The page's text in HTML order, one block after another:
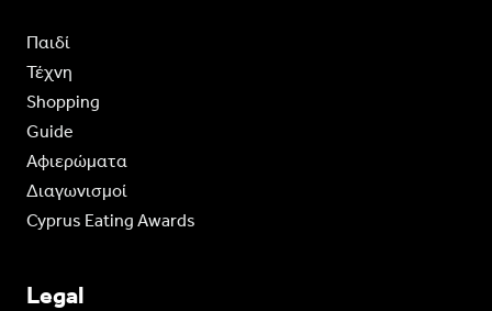
Παιδί
Τέχνη
Shopping
Guide
Aφιερώματα
Διαγωνισμοί
Cyprus Eating Awards
Legal